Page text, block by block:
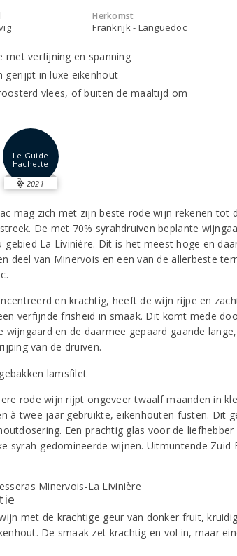
Herkomst
Frankrijk - Languedoc
met verfijning en spanning
gerijpt in luxe eikenhout
vlees, of buiten de maaltijd om
Le Guide
Hachette
2021
mag zich met zijn beste rode wijn rekenen tot
De met 70% syrahdruiven beplante
gebied La Livinière. Dit is het meest hoge en
deel van Minervois en een van de allerbeste
en krachtig, heeft de wijn rijpe en
verfijnde frisheid in smaak. Dit komt mede
wijngaard en de daarmee gepaard gaande lange,
van de druiven.
rode wijn rijpt ongeveer twaalf maanden in
à twee jaar gebruikte, eikenhouten fusten. Dit
Een prachtig glas voor de liefhebber
syrah-gedomineerde wijnen. Uitmuntende Zuid-
met de krachtige geur van donker fruit,
De smaak zet krachtig en vol in, maar